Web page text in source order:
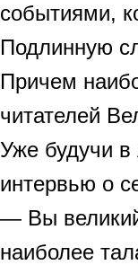
событиями,
Подлинную
Причем
читателей
Уже будучи в
интервью о
— Вы
наиболее